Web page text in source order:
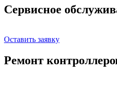
Сервисное
Оставить заявку
Ремонт